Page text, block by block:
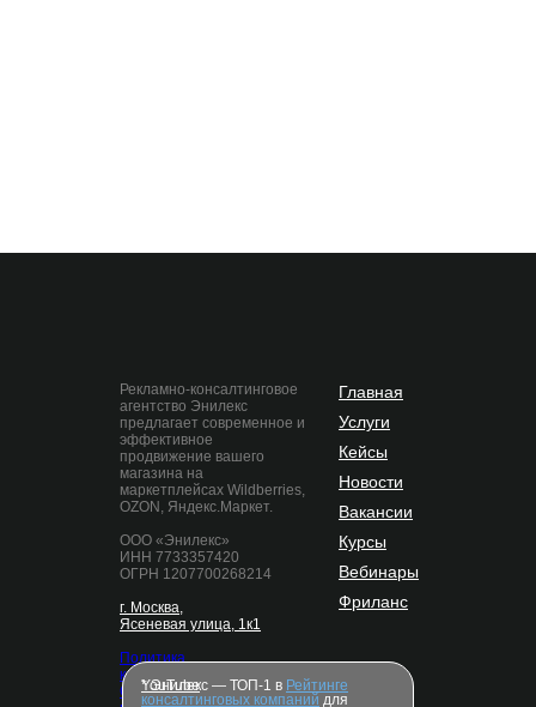
Главная
Услуги
Кейсы
Новости
Вакансии
Курсы
Вебинары
Фриланс
Рекламно-консалтинговое
агентство Энилекс
предлагает современное и
эффективное
продвижение вашего
магазина на
маркетплейсах Wildberries,
OZON, Яндекс.Маркет.
ООО «Энилекс»
ИНН 7733357420
ОГРН 1207700268214
г. Москва,
Ясеневая улица, 1к1
Политика
конфиденциальности
Согласие на обработку
* Энилекс — ТОП-1 в Рейтинге
консалтинговых компаний для
YouTube